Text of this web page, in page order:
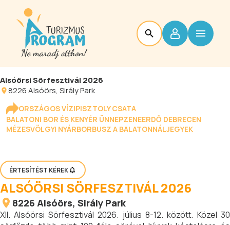
Alsóörsi Sörfesztivál 2026
8226Alsóörs, Sirály Park
ORSZÁGOS VÍZIPISZTOLY CSATA
BALATONI BOR ÉS KENYÉR ÜNNEPZENEERDŐ DEBRECEN
MÉZESVÖLGYI NYÁRBORBUSZ A BALATONNÁLJEGYEK
ÉRTESÍTÉST KÉREK
ALSÓÖRSI SÖRFESZTIVÁL 2026
8226 Alsóörs, Sirály Park
XII. Alsóörsi Sörfesztivál 2026. július 8-12. között. Közel 30